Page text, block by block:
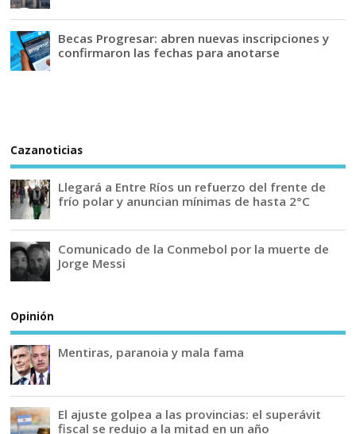
Becas Progresar: abren nuevas inscripciones y
confirmaron las fechas para anotarse
Cazanoticias
Llegará a Entre Ríos un refuerzo del frente de
frío polar y anuncian mínimas de hasta 2°C
Comunicado de la Conmebol por la muerte de
Jorge Messi
Opinión
Mentiras, paranoia y mala fama
El ajuste golpea a las provincias: el superávit
fiscal se redujo a la mitad en un año